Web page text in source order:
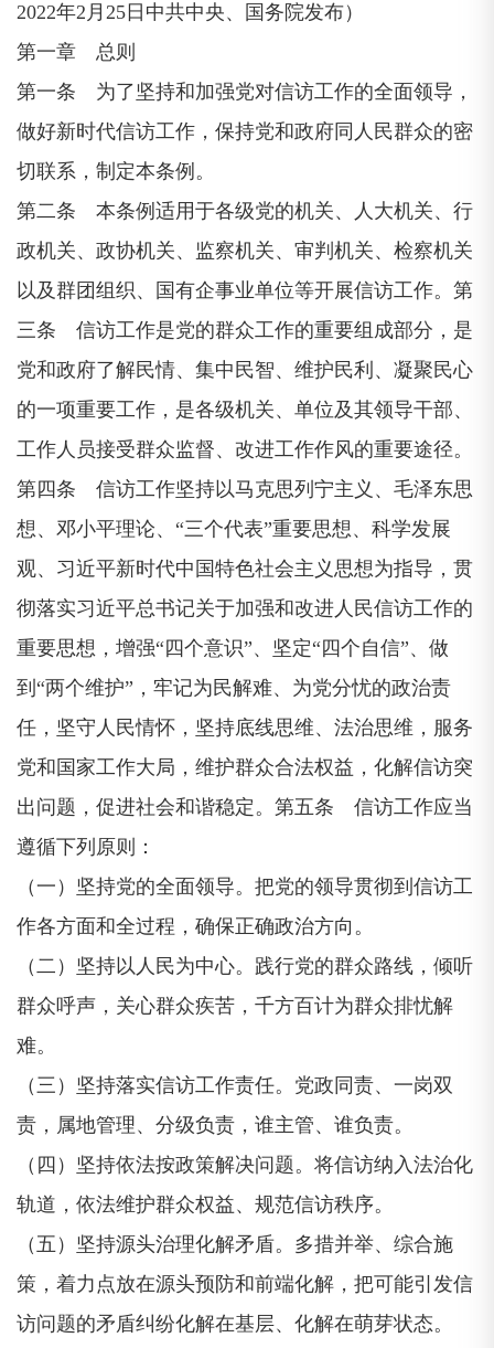
2022年2月25日中共中央、国务院发布）
第一章 总则
第一条 为了坚持和加强党对信访工作的全面领导，
做好新时代信访工作，保持党和政府同人民群众的密
切联系，制定本条例。
第二条 本条例适用于各级党的机关、人大机关、行
政机关、政协机关、监察机关、审判机关、检察机关
以及群团组织、国有企事业单位等开展信访工作。第
三条 信访工作是党的群众工作的重要组成部分，是
党和政府了解民情、集中民智、维护民利、凝聚民心
的一项重要工作，是各级机关、单位及其领导干部、
工作人员接受群众监督、改进工作作风的重要途径。
第四条 信访工作坚持以马克思列宁主义、毛泽东思
想、邓小平理论、“三个代表”重要思想、科学发展
观、习近平新时代中国特色社会主义思想为指导，贯
彻落实习近平总书记关于加强和改进人民信访工作的
重要思想，增强“四个意识”、坚定“四个自信”、做
到“两个维护”，牢记为民解难、为党分忧的政治责
任，坚守人民情怀，坚持底线思维、法治思维，服务
党和国家工作大局，维护群众合法权益，化解信访突
出问题，促进社会和谐稳定。第五条 信访工作应当
遵循下列原则：
（一）坚持党的全面领导。把党的领导贯彻到信访工
作各方面和全过程，确保正确政治方向。
（二）坚持以人民为中心。践行党的群众路线，倾听
群众呼声，关心群众疾苦，千方百计为群众排忧解
难。
（三）坚持落实信访工作责任。党政同责、一岗双
责，属地管理、分级负责，谁主管、谁负责。
（四）坚持依法按政策解决问题。将信访纳入法治化
轨道，依法维护群众权益、规范信访秩序。
（五）坚持源头治理化解矛盾。多措并举、综合施
策，着力点放在源头预防和前端化解，把可能引发信
访问题的矛盾纠纷化解在基层、化解在萌芽状态。